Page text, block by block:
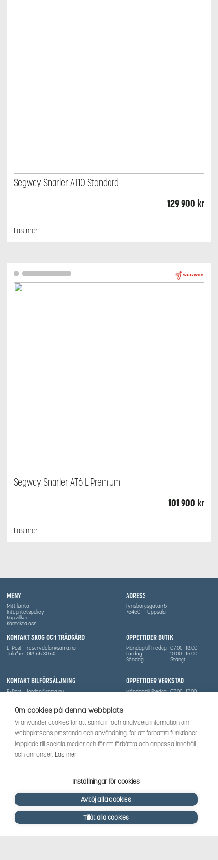
Om cookies på denna webbplats
Vi använder cookies för att samla in och analysera information om
webbplatsens prestanda och användning, för att förbättra funktioner
kopplade till sociala medier och för att förbättra och anpassa innehåll
och annonser. Läs mer
Inställningar för cookies
Avböj alla cookies
Tillåt alla cookies
Segway Snarler AT10 Standard
129 900 kr
Läs mer
Segway Snarler AT6 L Premium
101 900 kr
Läs mer
MENY
Mitt konto
Integritetspolicy
Köpvillkor
Kontakta oss
ÖPPETTIDER BUTIK
Måndag till Fredag 07:00 18:00
Lördag
10:00
15:00
Söndag
Stängt
ÖPPETTIDER VERKSTAD
Måndag till Fredag 07:00 17:00
ADRESS
Fyrisborgsgatan 5
75450
Uppsala
KONTAKT SKOG OCH TRÄDGÅRD
E-Post
reservdelar@sama.nu
Telefon 018-65 30 60
KONTAKT BILFÖRSÄLJNING
E-Post
fordon@sama.nu
Vi har sedan 1970-talet levererat skog-och trädgårdsprodukter till Uppsala med omnejd. Vi
har idag även ett brett utbud av dessa produkter samt BRP:s produktsortiment, gällande
Can-Am, Sea-Doo.
Vi är certifierad serviceverkstad.
SOCIALT